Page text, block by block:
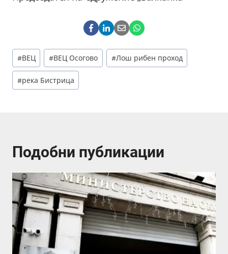
Post
Tags:
#ВЕЦ #ВЕЦ Осогово #Лош рибен проход
#река Бистрица
Подобни публикации